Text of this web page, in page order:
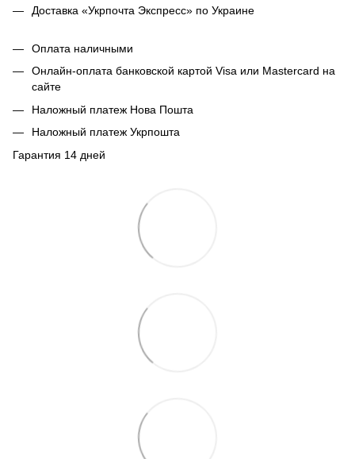
Доставка «Укрпочта Экспресс» по Украине
Оплата наличными
Онлайн-оплата банковской картой Visa или Mastercard на
сайте
Наложный платеж Нова Пошта
Наложный платеж Укрпошта
Гарантия 14 дней